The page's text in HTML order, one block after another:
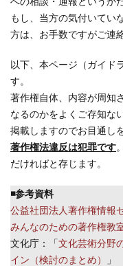
もし、当方の気付いてい
方は、お手数ですがご連
以下、本ページ（ガイド
す。
著作権自体、内容が周知
なるのかをよくご存知な
掲載しますのでお目通し
著作権法違反は犯罪です
だければと存じます。
◾️参考資料
公益社団法人著作権情報
みんなのための著作権教
文化庁：「文化芸術分野
イン（検討のまとめ）
」